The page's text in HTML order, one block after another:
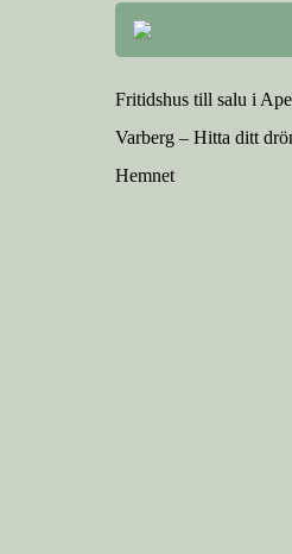
Fritidshus till salu i
Varberg – Hitta ditt
Hemnet